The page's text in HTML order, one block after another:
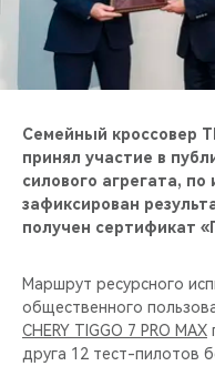
CHERY И СПОРТ
CHERY ДЛЯ ДЕТЕЙ
Семейный кроссовер
принял участие в
силового агрегата,
зафиксирован
получен сертификат
Маршрут ресурсного
общественного
CHERY TIGGO 7 PRO MAX
друга 12 тест-пилотов